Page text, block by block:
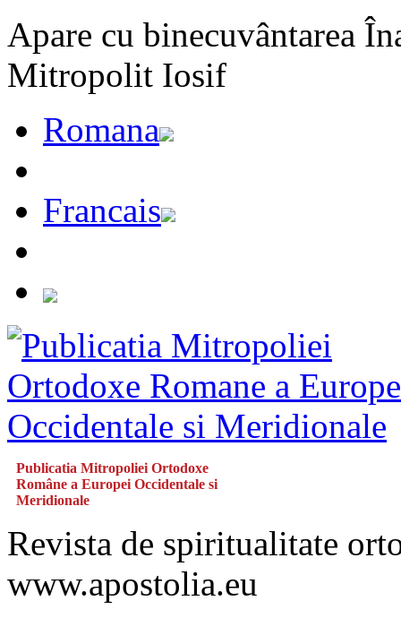
Apare cu binecuvântarea
Mitropolit Iosif
Romana
Francais
Publicatia Mitropoliei Ortodoxe
Române a Europei Occidentale si
Meridionale
Revista de spiritualitate
www.apostolia.eu